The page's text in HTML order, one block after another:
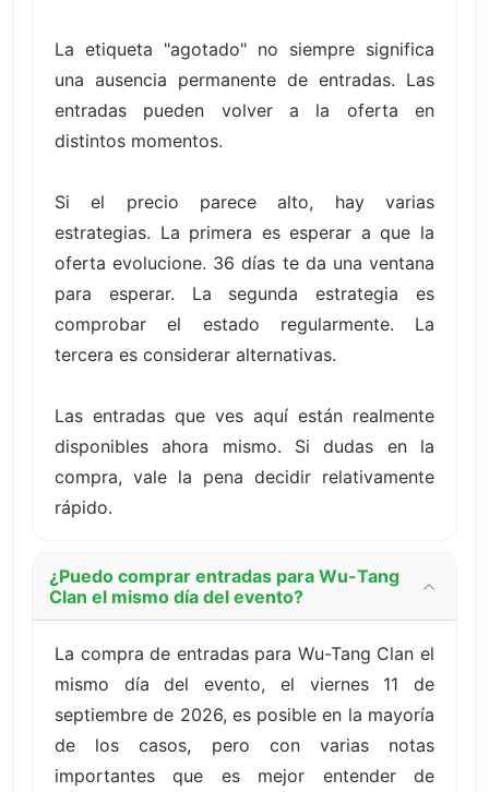
La etiqueta "agotado" no siempre significa
una ausencia permanente de entradas. Las
entradas pueden volver a la oferta en
distintos momentos.
Si el precio parece alto, hay varias
estrategias. La primera es esperar a que la
oferta evolucione. 36 días te da una ventana
para esperar. La segunda estrategia es
comprobar el estado regularmente. La
tercera es considerar alternativas.
Las entradas que ves aquí están realmente
disponibles ahora mismo. Si dudas en la
compra, vale la pena decidir relativamente
rápido.
¿Puedo comprar entradas para Wu-Tang
Clan el mismo día del evento?
La compra de entradas para Wu-Tang Clan el
mismo día del evento, el viernes 11 de
septiembre de 2026, es posible en la mayoría
de los casos, pero con varias notas
importantes que es mejor entender de